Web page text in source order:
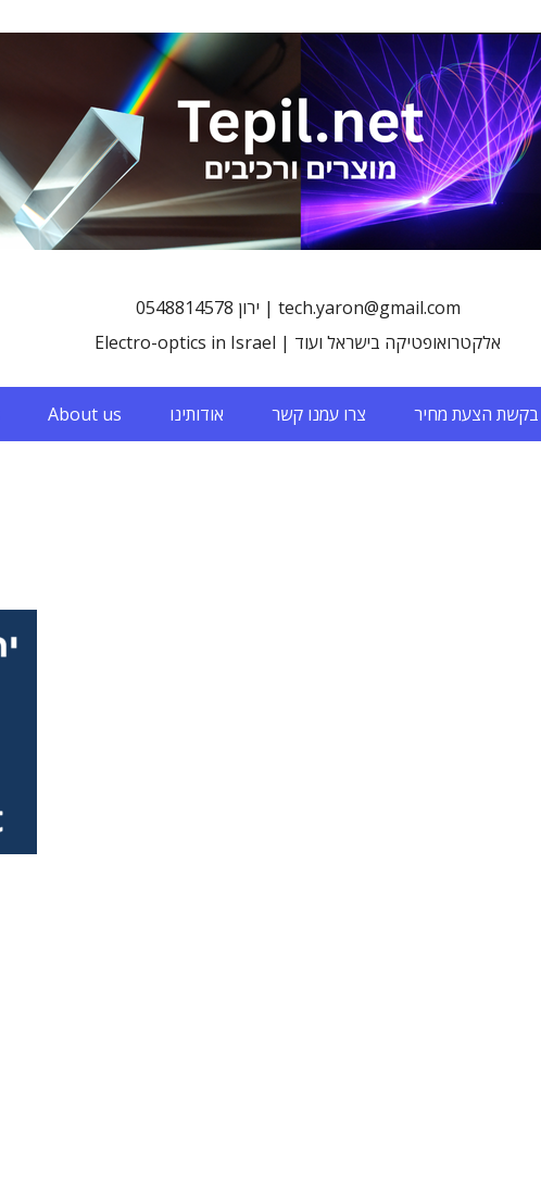
0548814578 ירון | tech.yaron@gmail.com
Electro-optics in Israel | אלקטרואופטיקה בישראל ועוד
About us אודותינו צרו עמנו קשר בקשת הצעת מחיר